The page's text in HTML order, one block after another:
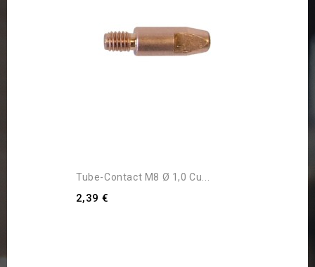
Tube-Contact M8 Ø 1,0 Cu...
2,39 €